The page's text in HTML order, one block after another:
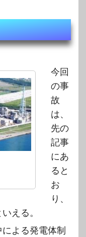
今回
の事
故
は、
先の
記事
にあ
ると
お
り、
える。
よる発電体制